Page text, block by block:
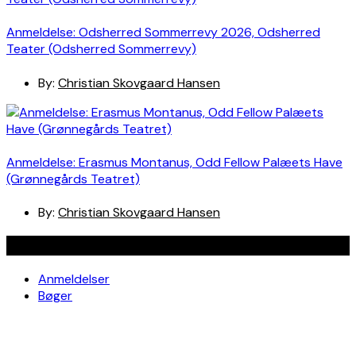
Anmeldelse: Odsherred Sommerrevy 2026, Odsherred
Teater (Odsherred Sommerrevy)
By: Christian Skovgaard Hansen
Anmeldelse: Erasmus Montanus, Odd Fellow Palæets Have
(Grønnegårds Teatret)
By: Christian Skovgaard Hansen
Anmeldelser
Bøger